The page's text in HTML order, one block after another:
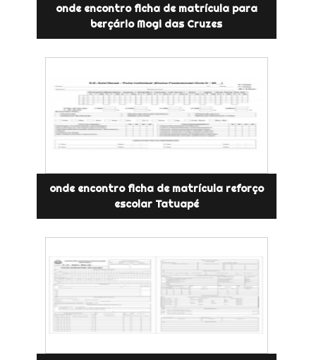
onde encontro ficha de matrícula para
berçário Mogi das Cruzes
onde encontro ficha de matrícula reforço
escolar Tatuapé